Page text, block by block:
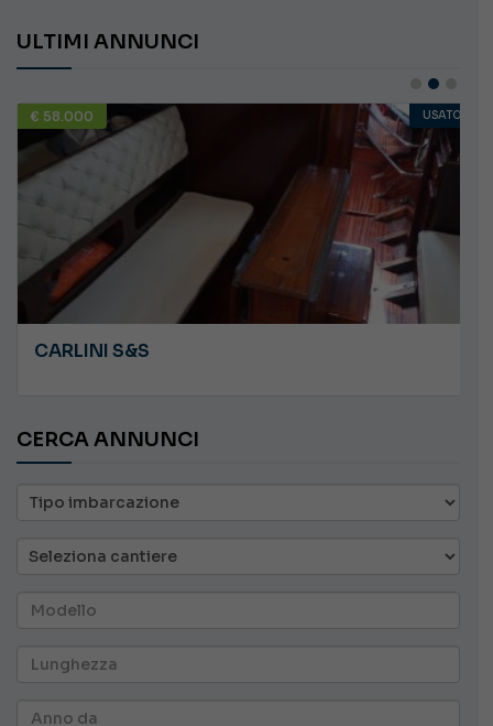
ULTIMI ANNUNCI
€ 58.000 USATO
CARLINI S&S
CERCA ANNUNCI